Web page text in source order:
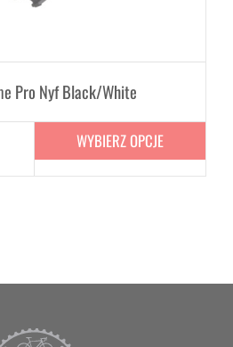
Pro Nyf Black/White
WYBIERZ OPCJE